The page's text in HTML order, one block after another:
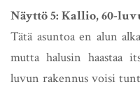
Näyttö 5: Kallio, 60-
Tätä asuntoa en alun
mutta halusin haastaa
luvun rakennus voisi